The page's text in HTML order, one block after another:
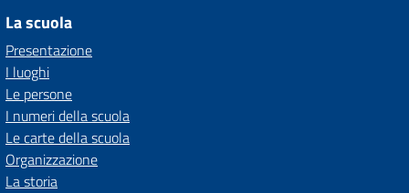
La scuola
Presentazione
I luoghi
Le persone
I numeri della scuola
Le carte della scuola
Organizzazione
La storia